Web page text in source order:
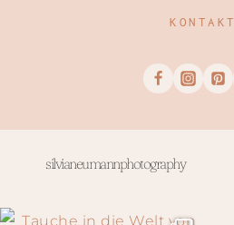
KONTAKT
silvianeumannphotography